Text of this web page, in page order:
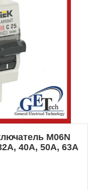
M06N
40А, 50А, 63А